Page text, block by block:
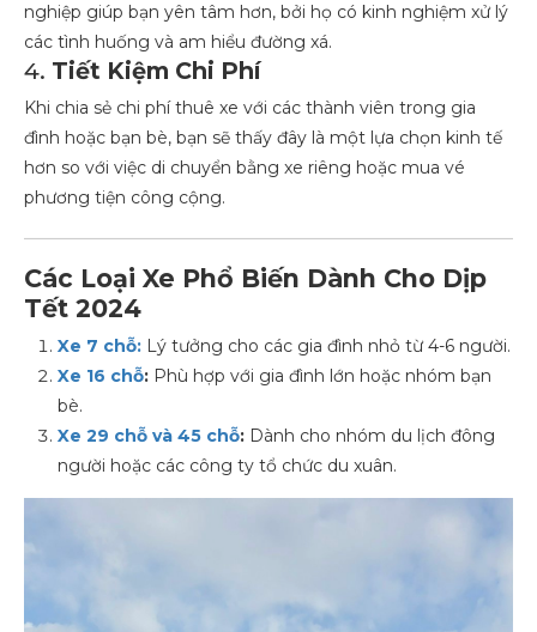
nghiệp giúp bạn yên tâm hơn, bởi họ có kinh nghiệm xử lý
các tình huống và am hiểu đường xá.
4. Tiết Kiệm Chi Phí
Khi chia sẻ chi phí thuê xe với các thành viên trong gia
đình hoặc bạn bè, bạn sẽ thấy đây là một lựa chọn kinh tế
hơn so với việc di chuyển bằng xe riêng hoặc mua vé
phương tiện công cộng.
Các Loại Xe Phổ Biến Dành Cho Dịp
Tết 2024
Xe 7 chỗ: Lý tưởng cho các gia đình nhỏ từ 4-6 người.
Xe 16 chỗ: Phù hợp với gia đình lớn hoặc nhóm bạn
bè.
Xe 29 chỗ và 45 chỗ: Dành cho nhóm du lịch đông
người hoặc các công ty tổ chức du xuân.